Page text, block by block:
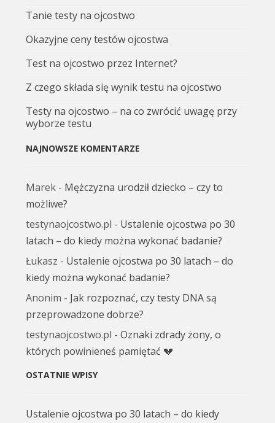
Tanie testy na ojcostwo
Okazyjne ceny testów ojcostwa
Test na ojcostwo przez Internet?
Z czego składa się wynik testu na ojcostwo
Testy na ojcostwo – na co zwrócić uwagę przy
wyborze testu
NAJNOWSZE KOMENTARZE
Marek - Mężczyzna urodził dziecko – czy to
możliwe?
testynaojcostwo.pl - Ustalenie ojcostwa po 30
latach – do kiedy można wykonać badanie?
Łukasz - Ustalenie ojcostwa po 30 latach – do
kiedy można wykonać badanie?
Anonim - Jak rozpoznać, czy testy DNA są
przeprowadzone dobrze?
testynaojcostwo.pl -Oznaki zdrady żony, o
których powinieneś pamiętać 💔
OSTATNIE WPISY
Ustalenie ojcostwa po 30 latach – do kiedy